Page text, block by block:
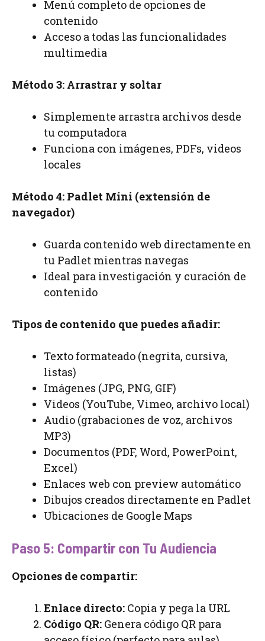
Menú completo de opciones de
contenido
Acceso a todas las funcionalidades
multimedia
Método 3: Arrastrar y soltar
Simplemente arrastra archivos desde
tu computadora
Funciona con imágenes, PDFs, videos
locales
Método 4: Padlet Mini (extensión de
navegador)
Guarda contenido web directamente en
tu Padlet mientras navegas
Ideal para investigación y curación de
contenido
Tipos de contenido que puedes añadir:
Texto formateado (negrita, cursiva,
listas)
Imágenes (JPG, PNG, GIF)
Videos (YouTube, Vimeo, archivo local)
Audio (grabaciones de voz, archivos
MP3)
Documentos (PDF, Word, PowerPoint,
Excel)
Enlaces web con preview automático
Dibujos creados directamente en Padlet
Ubicaciones de Google Maps
Paso 5: Compartir con Tu Audiencia
Opciones de compartir:
Enlace directo: Copia y pega la URL
Código QR: Genera código QR para